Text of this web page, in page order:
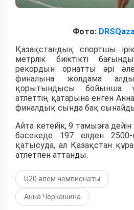
Фото:
Қазақстандық спортшы
метрлік биіктікті
рекордын орнатты әрі
финалына жолдама
қорытындысы бойынша
атлеттің қатарына енген
финалдық сында бақ
Айта кетейік, 9 тамызға
бәсекеде 197 елден
қатысуда, ал Қазақстан
атлетпен аттанды.
U20 әлем чемпионаты
Анна Черкашина